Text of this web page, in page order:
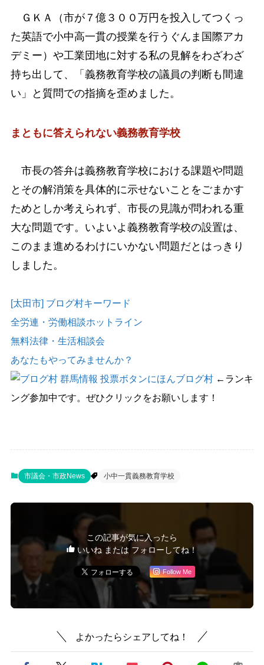
ＧＫＡ（市が７億３００万円を投入してつくっ
た英語で小中高一貫の授業を行うぐんま国際アカ
デミー）や工業団地に対する私の見解をわざわざ
持ち出して、「義務教育学校の議員の判断も間違
い」と質問での指摘を歪めました。
まともに答えられない義務教育学校
市長の答弁は義務教育学校における課題や問題
とその解消策を具体的に示せないことをごまかす
ためとしか考えられず、市長の見識が問われる重
大な問題です。 いよいよ義務教育学校の設置は、
このまま進めるわけにいかない問題だとはっきり
しました。
[太田市] ブログ村キーワード
全労連・労働相談ホットライン
無料法律・生活相談会
あなたもやってみませんか？
にほんブログ村←ランキ
ング参加中です。ぜひクリックをお願いします！
市議会・市政News 小中一貫義務教育学校
この記事が気に入ったら
いいね または フォローしてね！
Follow Me
よかったらシェアしてね！